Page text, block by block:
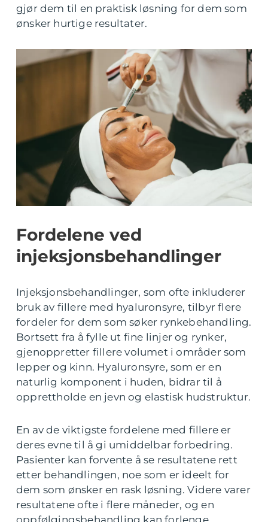
gjør dem til en praktisk løsning for dem som
ønsker hurtige resultater.
Fordelene ved
injeksjonsbehandlinger
Injeksjonsbehandlinger, som ofte inkluderer
bruk av fillere med hyaluronsyre, tilbyr flere
fordeler for dem som søker rynkebehandling.
Bortsett fra å fylle ut fine linjer og rynker,
gjenoppretter fillere volumet i områder som
lepper og kinn. Hyaluronsyre, som er en
naturlig komponent i huden, bidrar til å
opprettholde en jevn og elastisk hudstruktur.
En av de viktigste fordelene med fillere er
deres evne til å gi umiddelbar forbedring.
Pasienter kan forvente å se resultatene rett
etter behandlingen, noe som er ideelt for
dem som ønsker en rask løsning. Videre varer
resultatene ofte i flere måneder, og en